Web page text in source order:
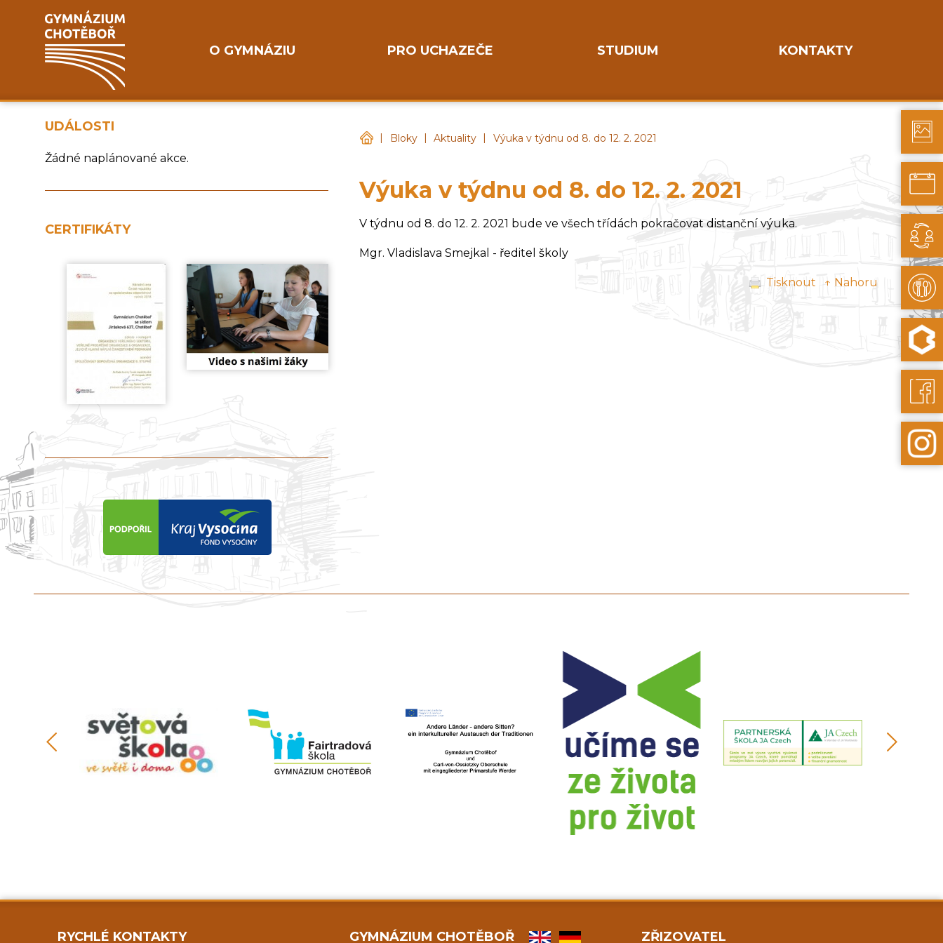
O GYMNÁZIU PRO UCHAZEČE STUDIUM KONTAKTY
Gymnázium Chotěboř
| Bloky | Aktuality | Výuka v týdnu od 8. do 12. 2. 2021
Výuka v týdnu od 8. do 12. 2. 2021
V týdnu od 8. do 12. 2. 2021 bude ve všech třídách pokračovat distanční výuka.
Mgr. Vladislava Smejkal - ředitel školy
Tisknout ↑ Nahoru
UDÁLOSTI
Žádné naplánované akce.
CERTIFIKÁTY
RYCHLÉ KONTAKTY GYMNÁZIUM CHOTĚBOŘ ZŘIZOVATEL